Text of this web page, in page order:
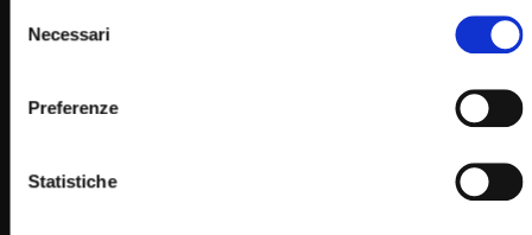
delNecessari
Preferenze
Statistiche
su Tv Sat al canale 445,
Home